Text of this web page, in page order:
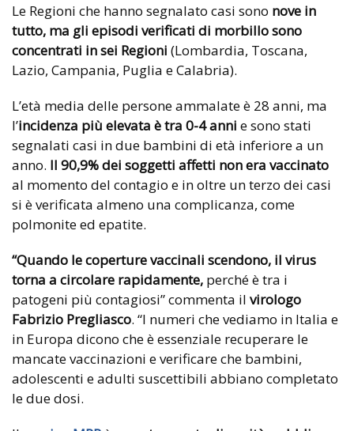
Le Regioni che hanno segnalato casi sono nove in
tutto, ma gli episodi verificati di morbillo sono
concentrati in sei Regioni (Lombardia, Toscana,
Lazio, Campania, Puglia e Calabria).
L’età media delle persone ammalate è 28 anni, ma
l’incidenza più elevata è tra 0-4 anni e sono stati
segnalati casi in due bambini di età inferiore a un
anno. Il 90,9% dei soggetti affetti non era vaccinato
al momento del contagio e in oltre un terzo dei casi
si è verificata almeno una complicanza, come
polmonite ed epatite.
“Quando le coperture vaccinali scendono, il virus
torna a circolare rapidamente, perché è tra i
patogeni più contagiosi” commenta il virologo
Fabrizio Pregliasco. “I numeri che vediamo in Italia e
in Europa dicono che è essenziale recuperare le
mancate vaccinazioni e verificare che bambini,
adolescenti e adulti suscettibili abbiano completato
le due dosi.